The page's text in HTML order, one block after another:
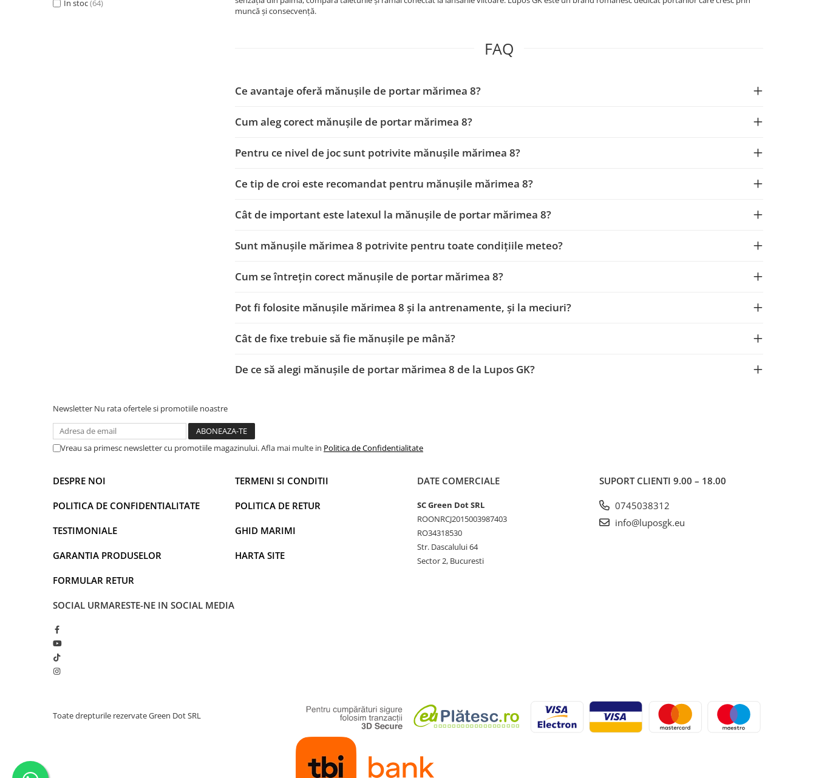
In stoc(64)
muncă și consecvență.
FAQ
Ce avantaje oferă mănușile de portar mărimea 8?
Cum aleg corect mănușile de portar mărimea 8?
Pentru ce nivel de joc sunt potrivite mănușile mărimea 8?
Ce tip de croi este recomandat pentru mănușile mărimea 8?
Cât de important este latexul la mănușile de portar mărimea 8?
Sunt mănușile mărimea 8 potrivite pentru toate condițiile meteo?
Cum se întrețin corect mănușile de portar mărimea 8?
Pot fi folosite mănușile mărimea 8 și la antrenamente, și la meciuri?
Cât de fixe trebuie să fie mănușile pe mână?
De ce să alegi mănușile de portar mărimea 8 de la Lupos GK?
Newsletter Nu rata ofertele si promotiile noastre
Vreau sa primesc newsletter cu promotiile magazinului. Afla mai multe in Politica de Confidentialitate
DESPRE NOI
POLITICA DE CONFIDENTIALITATE
TESTIMONIALE
GARANTIA PRODUSELOR
FORMULAR RETUR
TERMENI SI CONDITII
POLITICA DE RETUR
GHID MARIMI
HARTA SITE
DATE COMERCIALE
SC Green Dot SRL
ROONRCJ2015003987403
RO34318530
Str. Dascalului 64
Sector 2, Bucuresti
SUPORT CLIENTI 9.00 – 18.00
0745038312
info@luposgk.eu
SOCIAL URMARESTE-NE IN SOCIAL MEDIA
Toate drepturile rezervate Green Dot SRL